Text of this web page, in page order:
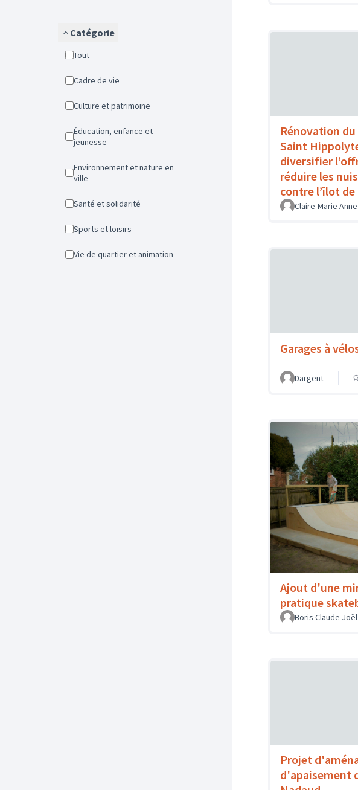
Catégorie
Tout
Cadre de vie
Culture et patrimoine
Éducation, enfance et
jeunesse
Environnement et nature en
ville
Santé et solidarité
Sports et loisirs
Vie de quartier et animation
Rénovation
Saint
diversifier
réduire les
contre l’îlot
Claire-Marie Anne
Garages à
Dargent
Ajout d'une
pratique
Boris Claude Joël
Projet
d'apaisement